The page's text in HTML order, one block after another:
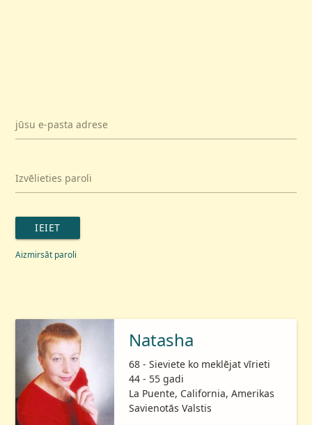
jūsu e-pasta adrese
Izvēlieties paroli
IEIET
Aizmirsāt paroli
Natasha
68 - Sieviete ko meklējat vīrieti
44 - 55 gadi
La Puente, California, Amerikas
Savienotās Valstis